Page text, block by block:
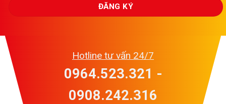
Hotline tư vấn 24/7
0964.523.321 -
0908.242.316